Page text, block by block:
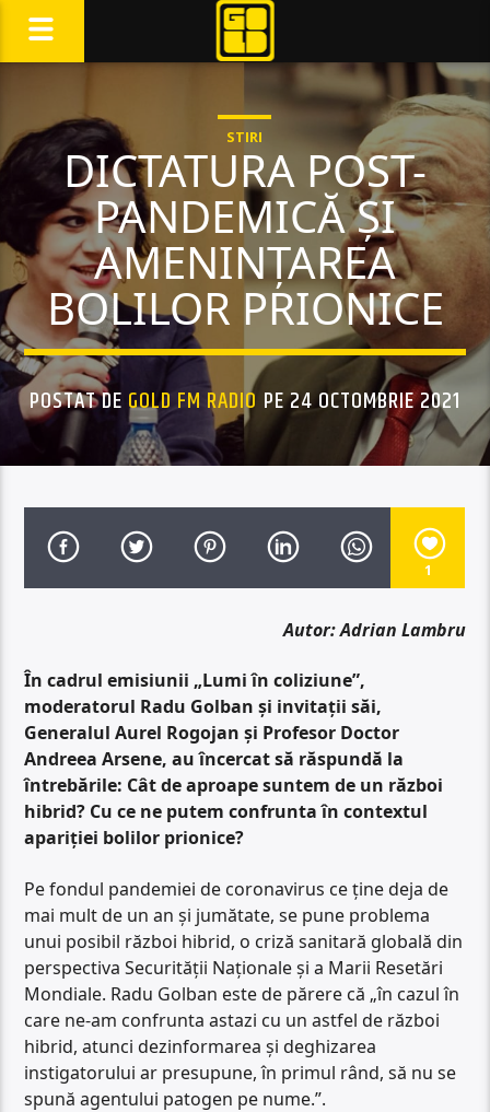
STIRI
DICTATURA POST-
PANDEMICĂ ȘI
AMENINȚAREA
BOLILOR PRIONICE
POSTAT DE GOLD FM RADIO PE 24 OCTOMBRIE 2021
1
Autor: Adrian Lambru
În cadrul emisiunii „Lumi în coliziune”,
moderatorul Radu Golban și invitații săi,
Generalul Aurel Rogojan și Profesor Doctor
Andreea Arsene, au încercat să răspundă la
întrebările: Cât de aproape suntem de un război
hibrid? Cu ce ne putem confrunta în contextul
apariției bolilor prionice?
Pe fondul pandemiei de coronavirus ce ține deja de
mai mult de un an și jumătate, se pune problema
unui posibil război hibrid, o criză sanitară globală din
perspectiva Securității Naționale și a Marii Resetări
Mondiale. Radu Golban este de părere că „în cazul în
care ne-am confrunta astazi cu un astfel de război
hibrid, atunci dezinformarea și deghizarea
instigatorului ar presupune, în primul rând, să nu se
spună agentului patogen pe nume.”.